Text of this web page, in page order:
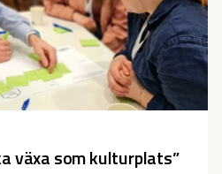
växa som kulturplats”